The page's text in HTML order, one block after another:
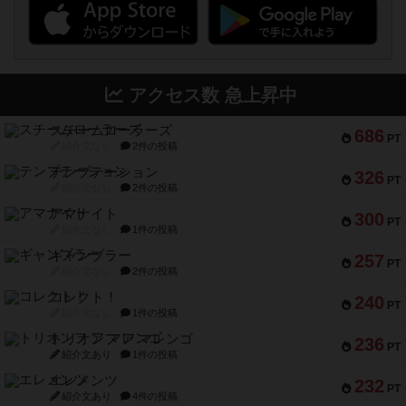
アクセス数 急上昇中
686 PT
スチームローラーズ
2件の投稿
326 PT
テンプテーション
2件の投稿
300 PT
アマナイト
1件の投稿
257 PT
ギャンブラー
2件の投稿
240 PT
コレクト！
1件の投稿
236 PT
トリオンフ ア マレンゴ
紹介文あり 1件の投稿
232 PT
エレメンツ
紹介文あり 4件の投稿